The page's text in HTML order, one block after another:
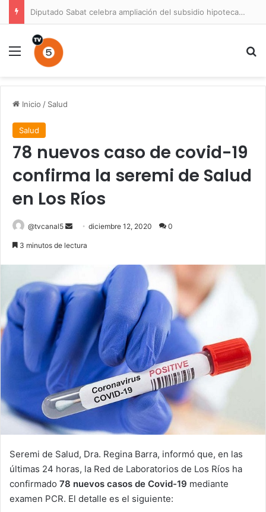
Diputado Sabat celebra ampliación del subsidio hipotecario con viviendas de hasta 6.000 UF
Menú
Inicio / Salud
Salud
78 nuevos caso de covid-19
confirma la seremi de Salud
en Los Ríos
@tvcanal5
Senddiciembre 12, 2020 0
3 minutos de lectura
Seremi de Salud, Dra. Regina Barra, informó que, en las
últimas 24 horas, la Red de Laboratorios de Los Ríos ha
confirmado 78 nuevos casos de Covid-19 mediante
examen PCR. El detalle es el siguiente: